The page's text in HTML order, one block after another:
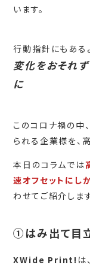
います。
行動指針にもある
変化をおそれ
に
このコロナ禍の中
られる企業様を、
本日のコラムでは
速オフセットにし
わせてご紹介しま
①はみ出て
XWide Print! は